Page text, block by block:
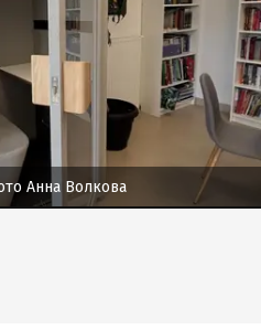
Анна Волкова